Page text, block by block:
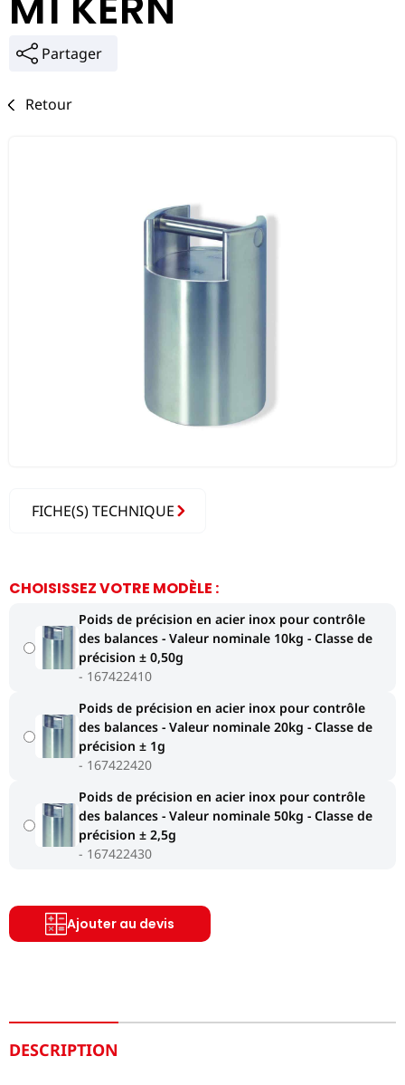
Partager
Retour
FICHE(S) TECHNIQUE
CHOISISSEZ VOTRE MODÈLE :
Poids de précision en acier inox pour contrôle
des balances - Valeur nominale 10kg - Classe de
précision ± 0,50g
167422410
Poids de précision en acier inox pour contrôle
des balances - Valeur nominale 20kg - Classe de
précision ± 1g
167422420
Poids de précision en acier inox pour contrôle
des balances - Valeur nominale 50kg - Classe de
précision ± 2,5g
167422430
Ajouter au devis
DESCRIPTION